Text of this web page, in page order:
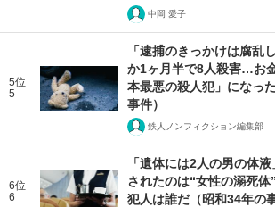
中岡 愛子
5位
5
「逮捕のきっかけは腐乱
か1ヶ月半で8人殺害…お
本最悪の殺人犯」になっ
事件）
鉄人ノンフィクション編集部
6位
6
「遺体には2人の男の体
されたのは“女性の溺死
犯人は誰だ（昭和34年の事